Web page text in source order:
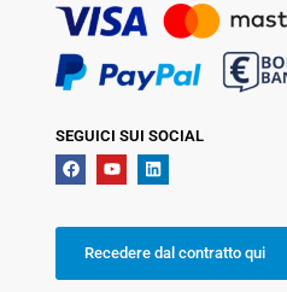
SEGUICI SUI SOCIAL
Recedere dal contratto qui